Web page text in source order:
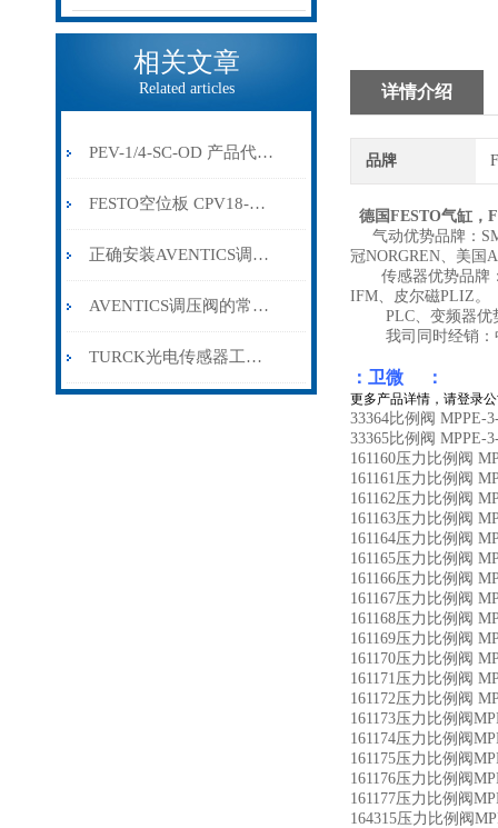
相关文章
Related articles
PEV-1/4-SC-OD 产品代号: 161760
FESTO空位板 CPV18-RZP 产品代号: 163283
正确安装AVENTICS调压阀可提供稳定的压力控制
AVENTICS调压阀的常见问题相应解决方法介绍
TURCK光电传感器工作原理简介
详情介绍
品牌
德国FESTO气缸，
气动优势品牌：
冠NORGREN、美国
传感器优势品牌：
IFM、皮尔磁PLIZ。
PLC、变频器优势
我司同时经销：中
：卫微 ：
更多产品详情，请登录
33364比例阀 MPPE-
33365比例阀 MPPE-
161160压力比例阀
161161压力比例阀
161162压力比例阀
161163压力比例阀
161164压力比例阀
161165压力比例阀
161166压力比例阀
161167压力比例阀
161168压力比例阀
161169压力比例阀
161170压力比例阀
161171压力比例阀
161172压力比例阀
161173压力比例阀
161174压力比例阀
161175压力比例阀
161176压力比例阀
161177压力比例阀
164315压力比例阀